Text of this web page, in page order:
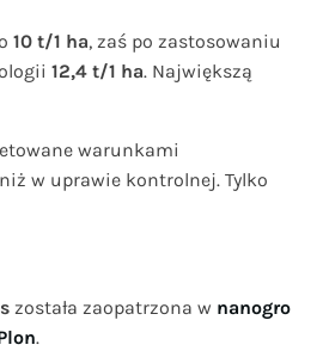
10 t/1 ha, zaś po zastosowaniu
12,4 t/1 ha. Największą
warunkami
w uprawie kontrolnej. Tylko
została zaopatrzona w nanogro
.